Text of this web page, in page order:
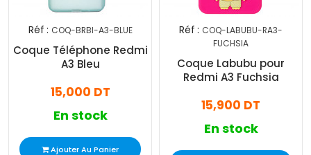
Réf : COQ-BRBI-A3-BLUE
Coque Téléphone Redmi
A3 Bleu
15,000 DT
En stock
Ajouter Au Panier
Réf : COQ-LABUBU-RA3-
FUCHSIA
Coque Labubu pour
Redmi A3 Fuchsia
15,900 DT
En stock